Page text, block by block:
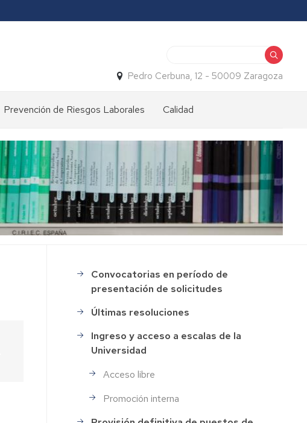
Pedro Cerbuna, 12 - 50009 Zaragoza
Prevención de Riesgos Laborales Calidad
Selección
de
Personal
Convocatorias en período de
presentación de solicitudes
Últimas resoluciones
Ingreso y acceso a escalas de la
Universidad
Acceso libre
Promoción interna